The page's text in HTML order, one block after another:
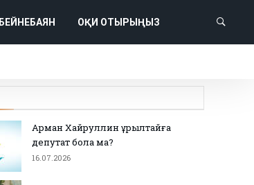
БЕЙНЕБАЯН ОҚИ ОТЫРЫҢЫЗ
Арман Хайруллин Құрылтайға
депутат бола ма?
16.07.2026